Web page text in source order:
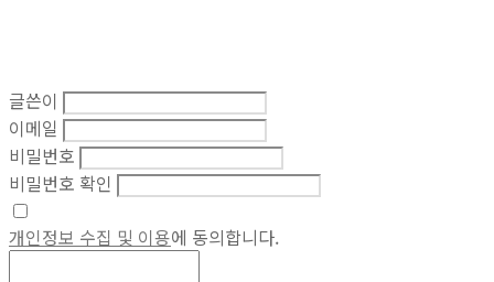
글쓴이
이메일
비밀번호
비밀번호 확인
개인정보 수집 및 이용에 동의합니다.